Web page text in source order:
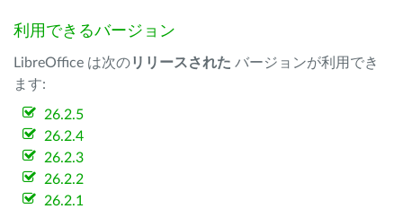
利用できるバージョン
LibreOffice は次のリリースされた バージョンが利用でき
ます:
26.2.5
26.2.4
26.2.3
26.2.2
26.2.1